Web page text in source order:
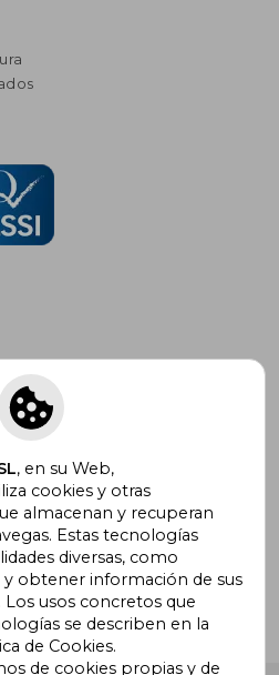
recibir ofertas y
, en su Web,
cookies y otras
almacenan y recuperan
Estas tecnologías
diversas, como
y obtener información de sus
usos concretos que
se describen en la
de Cookies.
de cookies propias y de